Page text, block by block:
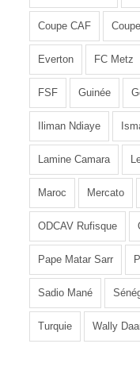
Coupe CAF
Everton FC Metz
FSF Guinée
Iliman Ndiaye
Lamine Camara
Maroc Mercato
ODCAV Rufisque
Pape Matar Sarr
Sadio Mané
Turquie Wally